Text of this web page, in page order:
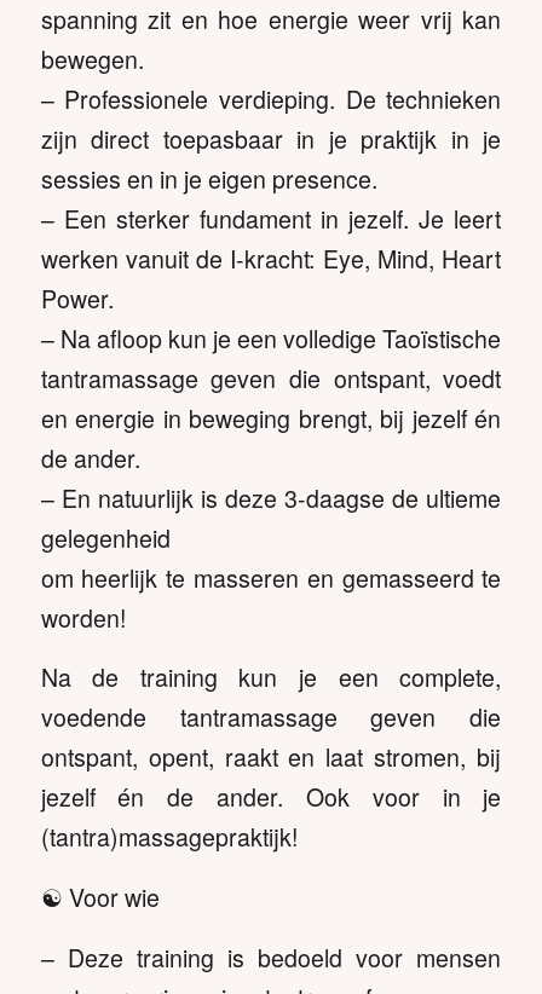
spanning zit en hoe energie weer vrij kan
bewegen.
– Professionele verdieping. De technieken
zijn direct toepasbaar in je praktijk in je
sessies en in je eigen presence.
– Een sterker fundament in jezelf. Je leert
werken vanuit de I-kracht: Eye, Mind, Heart
Power.
– Na afloop kun je een volledige Taoïstische
tantramassage geven die ontspant, voedt
en energie in beweging brengt, bij jezelf én
de ander.
– En natuurlijk is deze 3-daagse de ultieme
gelegenheid
om heerlijk te masseren en gemasseerd te
worden!
Na de training kun je een complete,
voedende tantramassage geven die
ontspant, opent, raakt en laat stromen, bij
jezelf én de ander. Ook voor in je
(tantra)massagepraktijk!
☯️ Voor wie
– Deze training is bedoeld voor mensen